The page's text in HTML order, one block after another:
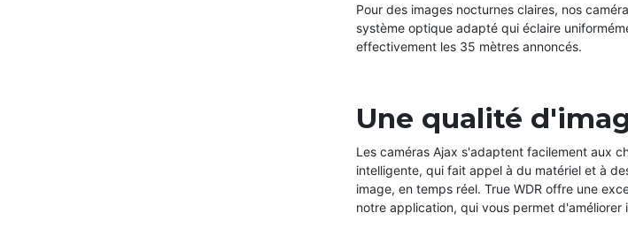
Pour des images nocturnes claires, nos
système optique adapté qui éclaire
effectivement les 35 mètres annoncés.
Une qualité
Les caméras Ajax s'adaptent facilement aux
intelligente, qui fait appel à du matériel et à
image, en temps réel. True WDR offre une
notre application, qui vous permet d'améliorer